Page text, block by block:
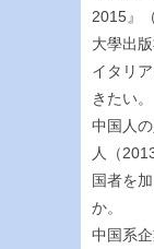
2015』
大學出
イタリ
きたい。
中国人
人（
国者を
か。
中国系